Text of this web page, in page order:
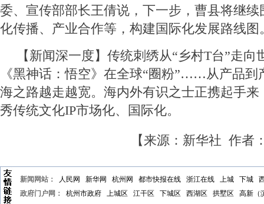
委、宣传部部长王倩说，下一步，曹县将继
化传播、产业合作等，构建国际化发展路线图
【新闻深一度】传统刺绣从“乡村T台”走向
《黑神话：悟空》在全球“圈粉”……从产品到
海之路越走越宽。海内外有识之士正携起手
秀传统文化IP市场化、国际化。
【来源：新华社 作者
新闻网站： 人民网 新华网 杭州网 都市快报在线 浙江在线 上城 下城
政府门户网：
杭州市政府 上城区 江干区 下城区 西湖区 拱墅区 高新（